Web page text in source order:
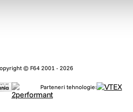
© F64 2001 - 2026
Parteneri tehnologie: